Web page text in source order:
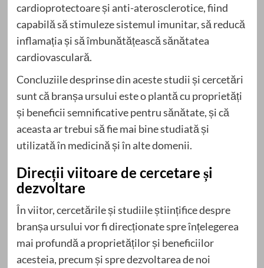
cardioprotectoare și anti-aterosclerotice, fiind
capabilă să stimuleze sistemul imunitar, să reducă
inflamația și să îmbunătățească sănătatea
cardiovasculară.
Concluziile desprinse din aceste studii și cercetări
sunt că branșa ursului este o plantă cu proprietăți
și beneficii semnificative pentru sănătate, și că
aceasta ar trebui să fie mai bine studiată și
utilizată în medicină și în alte domenii.
Direcții viitoare de cercetare și
dezvoltare
În viitor, cercetările și studiile științifice despre
branșa ursului vor fi direcționate spre înțelegerea
mai profundă a proprietăților și beneficiilor
acesteia, precum și spre dezvoltarea de noi